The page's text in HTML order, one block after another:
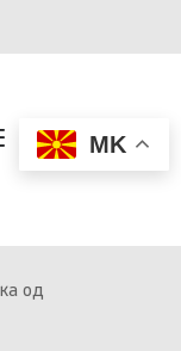
MK
од